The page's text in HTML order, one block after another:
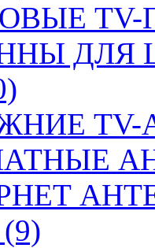
TV-
ДЛЯ